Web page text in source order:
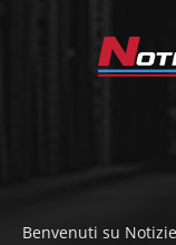
Benvenuti su